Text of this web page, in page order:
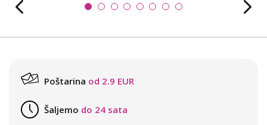
Poštarina od 2.9 EUR
Šaljemo do 24 sata